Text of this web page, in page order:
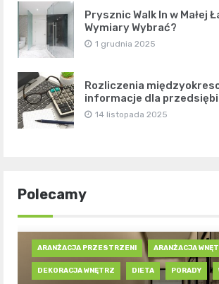
Prysznic Walk In w Małej
Wymiary Wybrać?
1 grudnia 2025
Rozliczenia
informacje dla
14 listopada 2025
Polecamy
ARANŻACJA PRZESTRZENI ARANŻACJA
DEKORACJA WNĘTRZ DIETA PORADY